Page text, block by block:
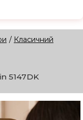
/ Класичний
5147DK